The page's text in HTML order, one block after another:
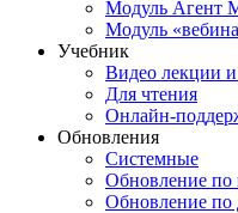
Модуль Агент
Модуль
Учебник
Видео лекции
Для чтения
Онлайн-
Обновления
Системные
Обновление по
Обновление по